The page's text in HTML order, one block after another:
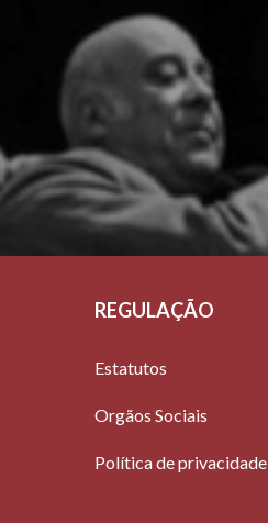
REGULAÇÃO
Estatutos
Orgãos Sociais
Política de privacidade